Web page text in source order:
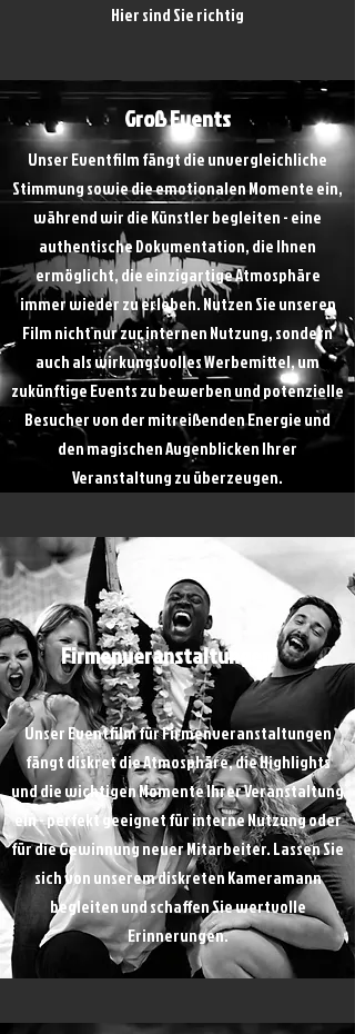
Hier sind Sie richtig
Groß Events
Unser Eventfilm fängt die unvergleichliche
Stimmung sowie die emotionalen Momente ein,
während wir die Künstler begleiten - eine
authentische Dokumentation, die Ihnen
ermöglicht, die einzigartige Atmosphäre
immer wieder zu erleben. Nutzen Sie unseren
Film nicht nur zur internen Nutzung, sondern
auch als wirkungsvolles Werbemittel, um
zukünftige Events zu bewerben und potenzielle
Besucher von der mitreißenden Energie und
den magischen Augenblicken Ihrer
Veranstaltung zu überzeugen.
Firmenveranstaltungen
Unser Eventfilm für Firmenveranstaltungen
fängt diskret die Atmosphäre, die Highlights
und die wichtigen Momente Ihrer Veranstaltung
ein - perfekt geeignet für interne Nutzung oder
für die Gewinnung neuer Mitarbeiter. Lassen Sie
sich von unserem diskreten Kameramann
begleiten und schaffen Sie wertvolle
Erinnerungen.